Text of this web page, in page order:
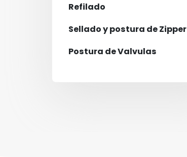
Refilado
Sellado y postura de Zipper
Postura de Valvulas